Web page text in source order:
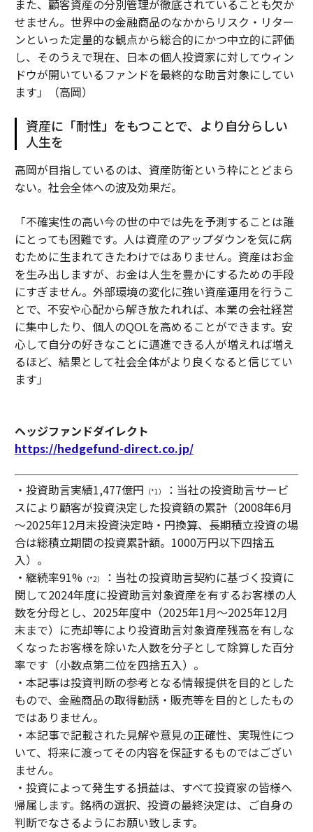
また、顧客資産の分別管理が徹底されていることも欠か
せません。世界中の金融商品のなかからリスク・リター
ンといった定量的な観点から総合的にかつ中立的に評価
し、そのうえで現在、日本の個人投資家に対してウィン
ドウが開いているファンドを最終的な助言対象にしてい
ます」（高岡）
資産に「耐性」をもつことで、より自分らしい
人生を
高岡が目指しているのは、資産防衛という枠にとどまら
ない。社会全体への波及効果だ。
「不確実性の高い今の世の中では先を予測することは誰
にとっても困難です。人は資産のアップダウンを気に病
むために生まれてきたわけではありません。資産はお金
を生み出しますが、お金は人生を豊かにするための手段
にすぎません。外部環境の変化に強い資産運用を行うこ
とで、不安や心配から解き放たれれば、本業の会社経営
に集中したり、個人のQOLを高めることができます。安
心して自分の好きなことに邁進できる人が増えれば増え
るほど、結果として社会全体がより良くなると信じてい
ます」
ヘッジファンドダイレクト
https://hedgefund-direct.co.jp/
・投資助言実績1,477億円 （*1）
：当社の投資助言サービ
スにより顧客が投資決定した投資額の累計（2008年6月
～2025年12月末投資決定時・円換算、長期積立投資の場
合は総積立期間の投資累計額。1000万円以下四捨五
入）。
・継続率91% （*2）
：当社の投資助言契約に基づく投資に
関して2024年度に投資助言対象資産を有するお客様の人
数を分母とし、2025年度中（2025年1月～2025年12月
末まで）に売却等により投資助言対象資産残高を有しな
くなったお客様を除いた人数を分子として除算した百分
率です（小数点第二位を四捨五入）。
・本記事は投資判断の参考となる情報提供を目的とした
もので、金融商品の取得勧誘・販売等を目的としたもの
ではありません。
・本記事で記載された見解や意見の正確性、実現性につ
いて、将来に渡ってその内容を保証するものではござい
ません。
・投資によって発生する損益は、すべて投資家の皆様へ
帰属します。銘柄の選択、投資の最終決定は、ご自身の
判断でなさるようにお願い致します。